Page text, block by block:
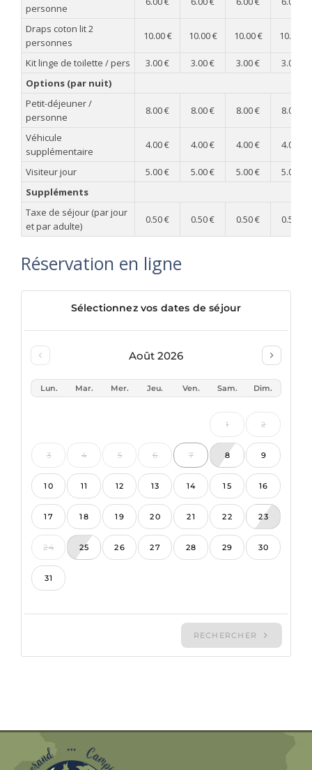
personne
Draps coton lit 2
personnes
10.00 € 10.00 € 10.00 € 10.00 €
Kit linge de toilette / pers 3.00 € 3.00 € 3.00 €
3.00 €
Options (par nuit)
Petit-déjeuner /
personne
8.00 € 8.00 € 8.00 € 8.00 €
Véhicule
supplémentaire
4.00 € 4.00 € 4.00 € 4.00 €
Visiteur jour 5.00 € 5.00 € 5.00 €
5.00 €
Suppléments
Taxe de séjour (par jour
et par adulte)
0.50 € 0.50 € 0.50 € 0.50 €
Réservation en ligne